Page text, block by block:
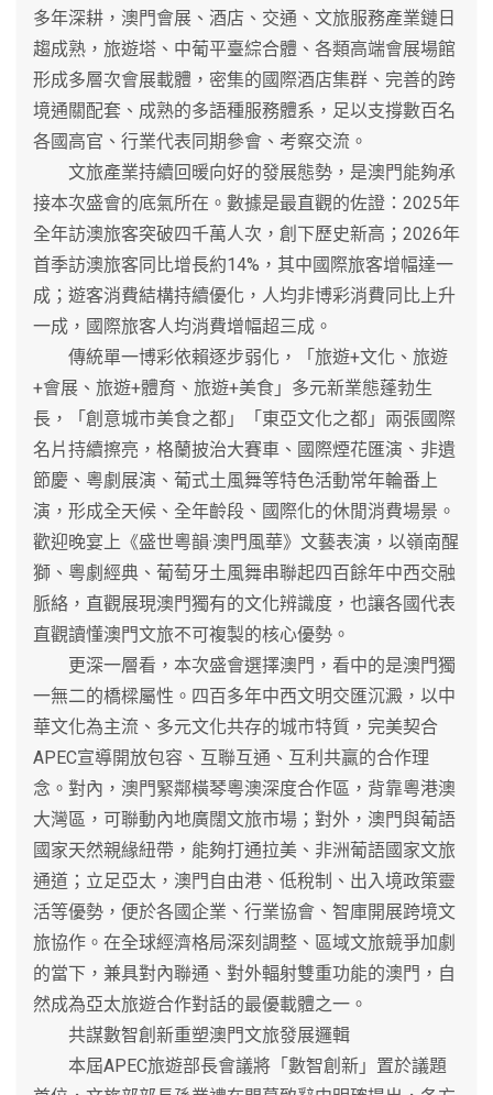
多年深耕，澳門會展、酒店、交通、文旅服務產業鏈日
趨成熟，旅遊塔、中葡平臺綜合體、各類高端會展場館
形成多層次會展載體，密集的國際酒店集群、完善的跨
境通關配套、成熟的多語種服務體系，足以支撐數百名
各國高官、行業代表同期參會、考察交流。
文旅產業持續回暖向好的發展態勢，是澳門能夠承
接本次盛會的底氣所在。數據是最直觀的佐證：2025年
全年訪澳旅客突破四千萬人次，創下歷史新高；2026年
首季訪澳旅客同比增長約14%，其中國際旅客增幅達一
成；遊客消費結構持續優化，人均非博彩消費同比上升
一成，國際旅客人均消費增幅超三成。
傳統單一博彩依賴逐步弱化，「旅遊+文化、旅遊
+會展、旅遊+體育、旅遊+美食」多元新業態蓬勃生
長，「創意城市美食之都」「東亞文化之都」兩張國際
名片持續擦亮，格蘭披治大賽車、國際煙花匯演、非遺
節慶、粵劇展演、葡式土風舞等特色活動常年輪番上
演，形成全天候、全年齡段、國際化的休閒消費場景。
歡迎晚宴上《盛世粵韻·澳門風華》文藝表演，以嶺南醒
獅、粵劇經典、葡萄牙土風舞串聯起四百餘年中西交融
脈絡，直觀展現澳門獨有的文化辨識度，也讓各國代表
直觀讀懂澳門文旅不可複製的核心優勢。
更深一層看，本次盛會選擇澳門，看中的是澳門獨
一無二的橋樑屬性。四百多年中西文明交匯沉澱，以中
華文化為主流、多元文化共存的城市特質，完美契合
APEC宣導開放包容、互聯互通、互利共贏的合作理
念。對內，澳門緊鄰橫琴粵澳深度合作區，背靠粵港澳
大灣區，可聯動內地廣闊文旅市場；對外，澳門與葡語
國家天然親緣紐帶，能夠打通拉美、非洲葡語國家文旅
通道；立足亞太，澳門自由港、低稅制、出入境政策靈
活等優勢，便於各國企業、行業協會、智庫開展跨境文
旅協作。在全球經濟格局深刻調整、區域文旅競爭加劇
的當下，兼具對內聯通、對外輻射雙重功能的澳門，自
然成為亞太旅遊合作對話的最優載體之一。
共謀數智創新重塑澳門文旅發展邏輯
本屆APEC旅遊部長會議將「數智創新」置於議題